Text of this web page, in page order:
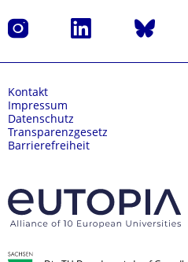
Instagram LinkedIn Bluesky
Kontakt
Impressum
Datenschutz
Transparenzgesetz
Barrierefreiheit